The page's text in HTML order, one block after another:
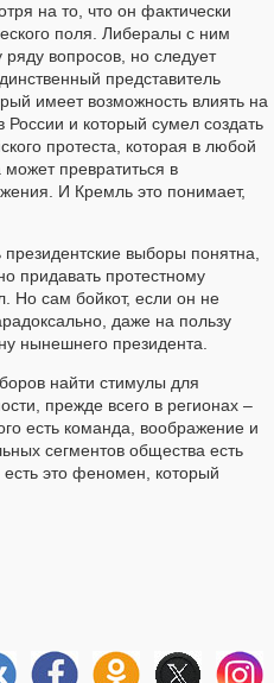
на то, что он фактически
поля. Либералы с ним
вопросов, но следует
представитель
имеет возможность влиять на
России и который сумел создать
протеста, которая в любой
превратиться в
И Кремль это понимает,
выборы понятна,
придавать протестному
Но сам бойкот, если он не
даже на пользу
нынешнего президента.
найти стимулы для
прежде всего в регионах –
есть команда, воображение и
сегментов общества есть
это феномен, который